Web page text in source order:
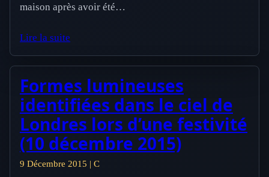
maison après avoir été…
Lire la suite
Formes lumineuses
identifiées dans le ciel de
Londres lors d’une festivité
(10 décembre 2015)
9 Décembre 2015 | C